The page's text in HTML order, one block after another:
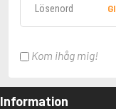
Kom ihåg mig!
Information